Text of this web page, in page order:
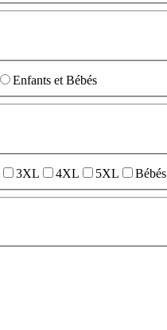
Enfants et Bébés
3XL 4XL 5XL Bébés